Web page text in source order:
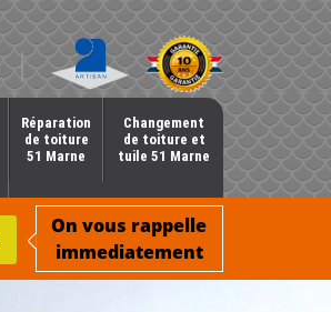
Réparation
de toiture
51 Marne
Changement
de toiture et
tuile 51 Marne
On vous rappelle
immediatement